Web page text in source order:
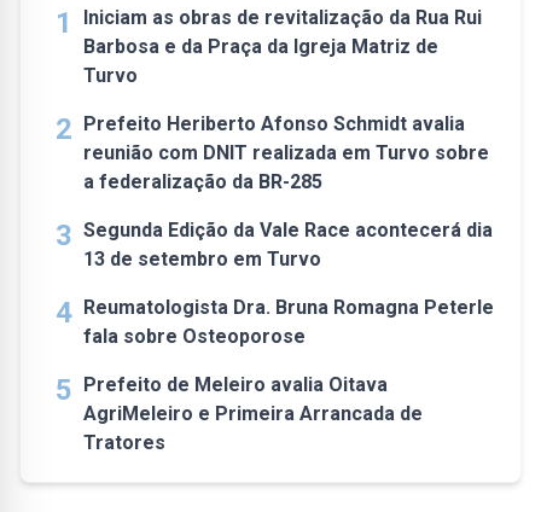
1
Iniciam as obras de revitalização da Rua Rui
Barbosa e da Praça da Igreja Matriz de
Turvo
2 Prefeito Heriberto Afonso Schmidt avalia
reunião com DNIT realizada em Turvo sobre
a federalização da BR-285
3 Segunda Edição da Vale Race acontecerá dia
13 de setembro em Turvo
4 Reumatologista Dra. Bruna Romagna Peterle
fala sobre Osteoporose
5 Prefeito de Meleiro avalia Oitava
AgriMeleiro e Primeira Arrancada de
Tratores